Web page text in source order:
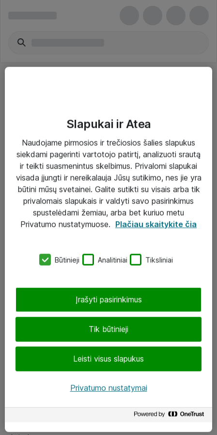
Paslaugos
Sprendimai
Įgyvendinti projektai
Atea ekspertų patarimai verslui
eShop@atea.lt
LinkedIn
Slapukai ir Atea
Naudojame pirmosios ir trečiosios šalies slapukus
siekdami pagerinti vartotojo patirtį, analizuoti srautą
ir teikti suasmenintus skelbimus. Privalomi slapukai
visada įjungti ir nereikalauja Jūsų sutikimo, nes jie yra
būtini mūsų svetainei. Galite sutikti su visais arba tik
privalomais slapukais ir valdyti savo pasirinkimus
spustelėdami žemiau, arba bet kuriuo metu
Privatumo nustatymuose. Plačiau skaitykite čia
Būtinieji Analitiniai Tiksliniai
Tik būtinieji
Leisti visus slapukus
Įrašyti pasirinkimus
Privatumo nustatymai